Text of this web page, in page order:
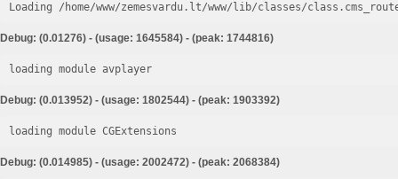
Loading /home/www/zemesvardu.lt/www/lib/classes/
Debug: (0.01276) - (usage: 1645584) - (peak: 1744816)
loading module avplayer
Debug: (0.013952) - (usage: 1802544) - (peak: 1903392)
loading module CGExtensions
Debug: (0.014985) - (usage: 2002472) - (peak: 2068384)